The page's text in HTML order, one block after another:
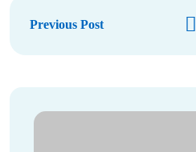
Previous Post